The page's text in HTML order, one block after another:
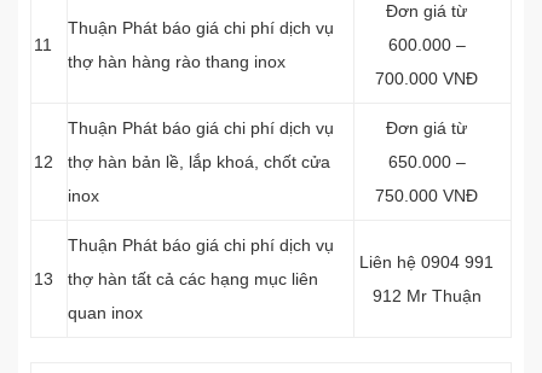
11
Thuận Phát báo giá chi phí dịch vụ
thợ hàn hàng rào thang inox
Đơn giá từ
600.000 –
700.000 VNĐ
12
Thuận Phát báo giá chi phí dịch vụ
thợ hàn bản lề, lắp khoá, chốt cửa
inox
Đơn giá từ
650.000 –
750.000 VNĐ
13
Thuận Phát báo giá chi phí dịch vụ
thợ hàn tất cả các hạng mục liên
quan inox
Liên hệ 0904 991
912 Mr Thuận